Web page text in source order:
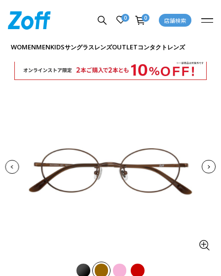
0 0 店舗検索
WOMENMENKIDSサングラスレンズOUTLETコンタクトレンズ
商品詳細ページへ